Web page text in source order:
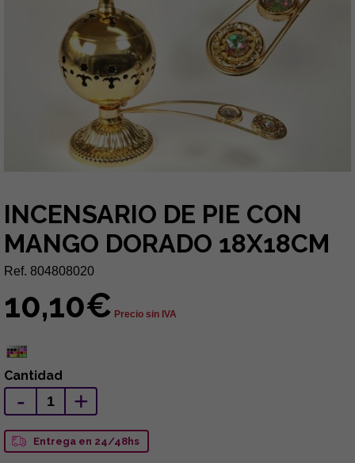
INCENSARIO DE PIE CON
MANGO DORADO 18X18CM
Ref. 804808020
10,10€ Precio sin IVA
Cantidad
- +
Entrega en 24/48hs